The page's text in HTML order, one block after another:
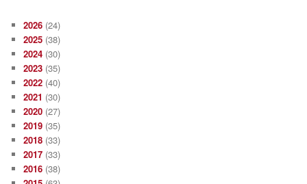
2026 (24)
2025 (38)
2024 (30)
2023 (35)
2022 (40)
2021 (30)
2020 (27)
2019 (35)
2018 (33)
2017 (33)
2016 (38)